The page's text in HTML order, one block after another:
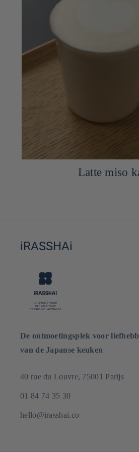
Japanse arancini
iRASSHAi
De ontmoetingsplek voor
van de Japanse keuken
40 rue du Louvre, 75001 Parijs
01 84 74 35 30
hello@irasshai.co